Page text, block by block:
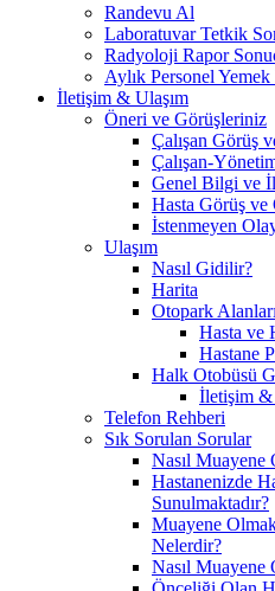
Randevu Al
Laboratuvar Tetkik
Radyoloji Rapor
Aylık Personel
İletişim & Ulaşım
Öneri ve Görüşleriniz
Çalışan Görüş
Çalışan-
Genel Bilgi ve
Hasta Görüş ve
İstenmeyen
Ulaşım
Nasıl Gidilir?
Harita
Otopark Alanları
Hasta ve
Hastane
Halk Otobüsü
İletişim &
Telefon Rehberi
Sık Sorulan Sorular
Nasıl Muayene
Hastanenizde
Sunulmaktadır?
Muayene
Nelerdir?
Nasıl Muayene